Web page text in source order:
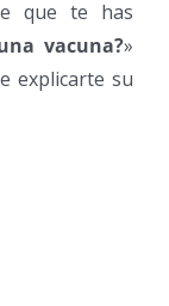
que te has
vacuna?»
explicarte su